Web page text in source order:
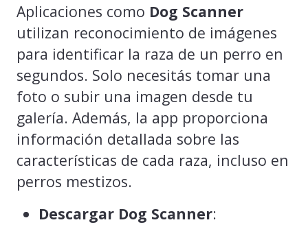
Aplicaciones como Dog Scanner
utilizan reconocimiento de imágenes
para identificar la raza de un perro en
segundos. Solo necesitás tomar una
foto o subir una imagen desde tu
galería. Además, la app proporciona
información detallada sobre las
características de cada raza, incluso en
perros mestizos.
Descargar Dog Scanner: